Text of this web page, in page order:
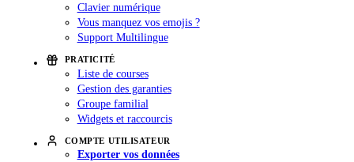
Clavier numérique
Vous manquez vos emojis ?
Support Multilingue
PRATICITÉ
Liste de courses
Gestion des garanties
Groupe familial
Widgets et raccourcis
COMPTE UTILISATEUR
Exporter vos données